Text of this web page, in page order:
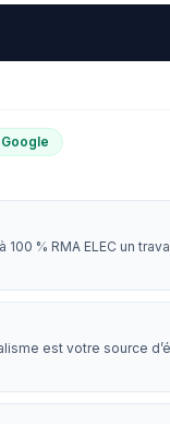
100 % RMA ELEC un
est votre source